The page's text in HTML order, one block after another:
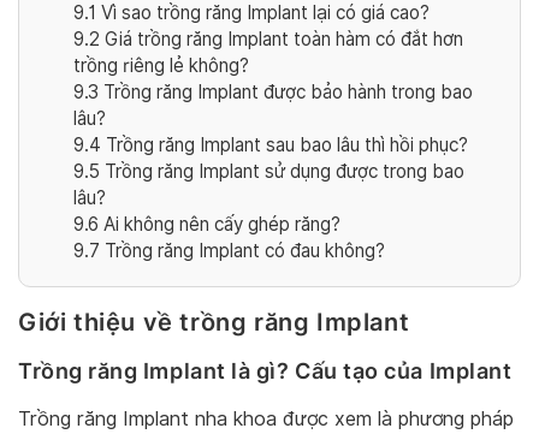
9.1 Vì sao trồng răng Implant lại có giá cao?
9.2 Giá trồng răng Implant toàn hàm có đắt hơn
trồng riêng lẻ không?
9.3 Trồng răng Implant được bảo hành trong bao
lâu?
9.4 Trồng răng Implant sau bao lâu thì hồi phục?
9.5 Trồng răng Implant sử dụng được trong bao
lâu?
9.6 Ai không nên cấy ghép răng?
9.7 Trồng răng Implant có đau không?
Giới thiệu về trồng răng Implant
Trồng răng Implant là gì? Cấu tạo của Implant
Trồng răng Implant nha khoa được xem là phương pháp